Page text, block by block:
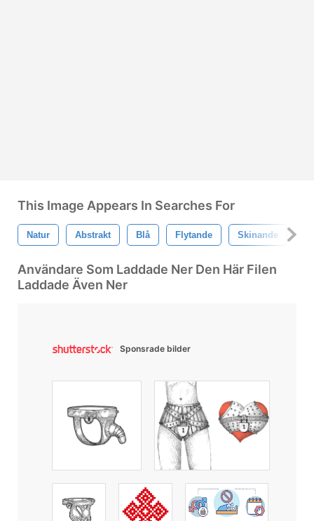
This Image Appears In Searches For
Natur Abstrakt Blå Flytande Skinande
Användare Som Laddade Ner Den Här Filen
Laddade Även Ner
Sponsrade bilder